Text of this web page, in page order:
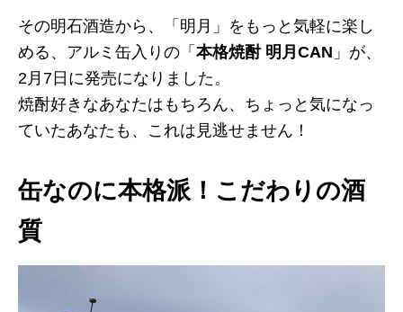
その明石酒造から、「明月」をもっと気軽に楽し
める、アルミ缶入りの「 本格焼酎 明月CAN 」が、
2月7日に発売になりました。
焼酎好きなあなたはもちろん、ちょっと気になっ
ていたあなたも、これは見逃せません！
缶なのに本格派！こだわりの酒
質